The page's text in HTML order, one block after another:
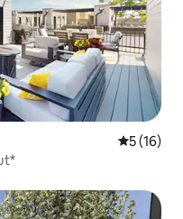
5 de uma
5 (16)